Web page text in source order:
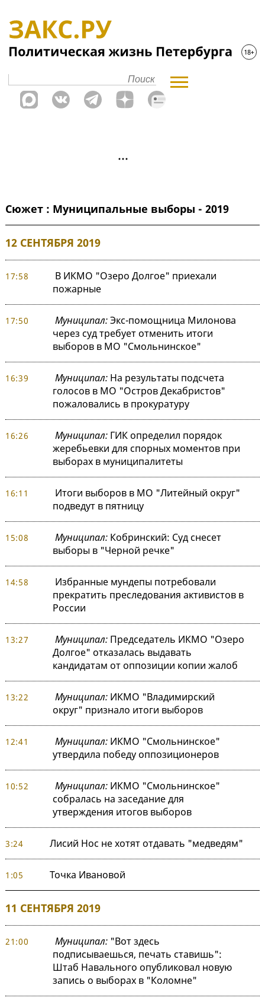
Сюжет : Муниципальные выборы - 2019
12 СЕНТЯБРЯ 2019
17:58
В ИКМО "Озеро Долгое" приехали
пожарные
17:50 Муниципал:Экс-помощница Милонова
через суд требует отменить итоги
выборов в МО "Смольнинское"
16:39 Муниципал:На результаты подсчета
голосов в МО "Остров Декабристов"
пожаловались в прокуратуру
16:26 Муниципал:ГИК определил порядок
жеребьевки для спорных моментов при
выборах в муниципалитеты
16:11
Итоги выборов в МО "Литейный округ"
подведут в пятницу
15:08 Муниципал:Кобринский: Суд снесет
выборы в "Черной речке"
14:58
Избранные мундепы потребовали
прекратить преследования активистов в
России
13:27 Муниципал:Председатель ИКМО "Озеро
Долгое" отказалась выдавать
кандидатам от оппозиции копии жалоб
13:22 Муниципал:ИКМО "Владимирский
округ" признало итоги выборов
12:41 Муниципал:ИКМО "Смольнинское"
утвердила победу оппозиционеров
10:52 Муниципал:ИКМО "Смольнинское"
собралась на заседание для
утверждения итогов выборов
3:24 Лисий Нос не хотят отдавать "медведям"
1:05 Точка Ивановой
11 СЕНТЯБРЯ 2019
21:00 Муниципал:"Вот здесь
подписываешься, печать ставишь":
Штаб Навального опубликовал новую
запись о выборах в "Коломне"